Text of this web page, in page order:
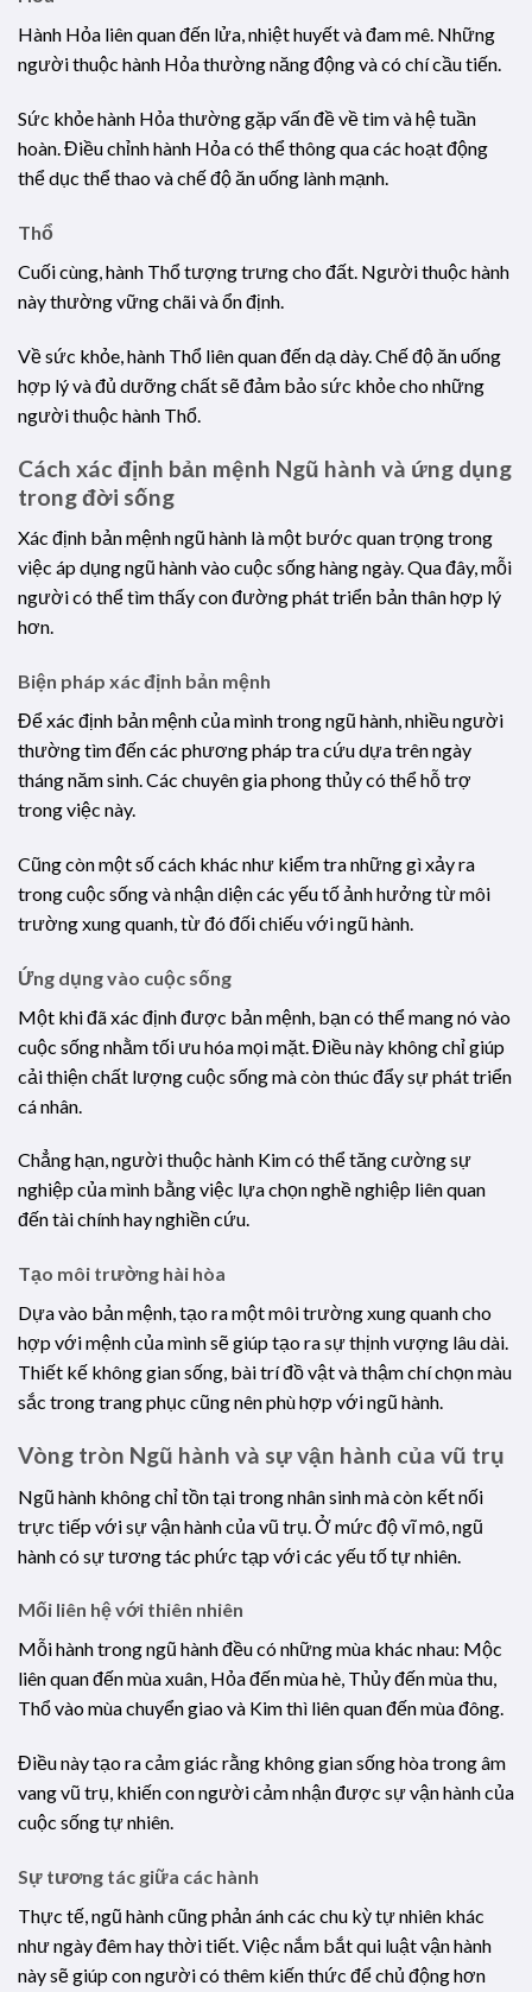
Hành Hỏa liên quan đến lửa, nhiệt huyết và đam mê. Những
người thuộc hành Hỏa thường năng động và có chí cầu tiến.
Sức khỏe hành Hỏa thường gặp vấn đề về tim và hệ tuần
hoàn. Điều chỉnh hành Hỏa có thể thông qua các hoạt động
thể dục thể thao và chế độ ăn uống lành mạnh.
Thổ
Cuối cùng, hành Thổ tượng trưng cho đất. Người thuộc hành
này thường vững chãi và ổn định.
Về sức khỏe, hành Thổ liên quan đến dạ dày. Chế độ ăn uống
hợp lý và đủ dưỡng chất sẽ đảm bảo sức khỏe cho những
người thuộc hành Thổ.
Cách xác định bản mệnh Ngũ hành và ứng dụng
trong đời sống
Xác định bản mệnh ngũ hành là một bước quan trọng trong
việc áp dụng ngũ hành vào cuộc sống hàng ngày. Qua đây, mỗi
người có thể tìm thấy con đường phát triển bản thân hợp lý
hơn.
Biện pháp xác định bản mệnh
Để xác định bản mệnh của mình trong ngũ hành, nhiều người
thường tìm đến các phương pháp tra cứu dựa trên ngày
tháng năm sinh. Các chuyên gia phong thủy có thể hỗ trợ
trong việc này.
Cũng còn một số cách khác như kiểm tra những gì xảy ra
trong cuộc sống và nhận diện các yếu tố ảnh hưởng từ môi
trường xung quanh, từ đó đối chiếu với ngũ hành.
Ứng dụng vào cuộc sống
Một khi đã xác định được bản mệnh, bạn có thể mang nó vào
cuộc sống nhằm tối ưu hóa mọi mặt. Điều này không chỉ giúp
cải thiện chất lượng cuộc sống mà còn thúc đẩy sự phát triển
cá nhân.
Chẳng hạn, người thuộc hành Kim có thể tăng cường sự
nghiệp của mình bằng việc lựa chọn nghề nghiệp liên quan
đến tài chính hay nghiền cứu.
Tạo môi trường hài hòa
Dựa vào bản mệnh, tạo ra một môi trường xung quanh cho
hợp với mệnh của mình sẽ giúp tạo ra sự thịnh vượng lâu dài.
Thiết kế không gian sống, bài trí đồ vật và thậm chí chọn màu
sắc trong trang phục cũng nên phù hợp với ngũ hành.
Vòng tròn Ngũ hành và sự vận hành của vũ trụ
Ngũ hành không chỉ tồn tại trong nhân sinh mà còn kết nối
trực tiếp với sự vận hành của vũ trụ. Ở mức độ vĩ mô, ngũ
hành có sự tương tác phức tạp với các yếu tố tự nhiên.
Mối liên hệ với thiên nhiên
Mỗi hành trong ngũ hành đều có những mùa khác nhau: Mộc
liên quan đến mùa xuân, Hỏa đến mùa hè, Thủy đến mùa thu,
Thổ vào mùa chuyển giao và Kim thì liên quan đến mùa đông.
Điều này tạo ra cảm giác rằng không gian sống hòa trong âm
vang vũ trụ, khiến con người cảm nhận được sự vận hành của
cuộc sống tự nhiên.
Sự tương tác giữa các hành
Thực tế, ngũ hành cũng phản ánh các chu kỳ tự nhiên khác
như ngày đêm hay thời tiết. Việc nắm bắt qui luật vận hành
này sẽ giúp con người có thêm kiến thức để chủ động hơn